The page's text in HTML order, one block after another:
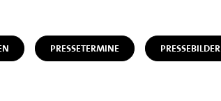
PRESSETERMINE PRESSEBILDER